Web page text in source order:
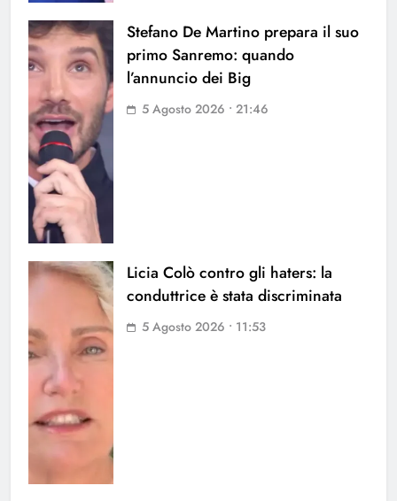
Stefano De Martino prepara il suo
primo Sanremo: quando
l’annuncio dei Big
5 Agosto 2026 • 21:46
Licia Colò contro gli haters: la
conduttrice è stata discriminata
5 Agosto 2026 • 11:53